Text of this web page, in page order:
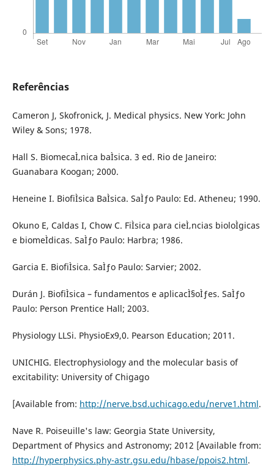
Referências
Cameron J, Skofronick, J. Medical physics. New York: John
Wiley & Sons; 1978.
Hall S. BiomecaÌ‚nica baÌsica. 3 ed. Rio de Janeiro:
Guanabara Koogan; 2000.
Heneine I. BiofiÌsica BaÌsica. SaÌƒo Paulo: Ed. Atheneu; 1990.
Okuno E, Caldas I, Chow C. FiÌsica para cieÌ‚ncias bioloÌgicas
e biomeÌdicas. SaÌƒo Paulo: Harbra; 1986.
Garcia E. BiofiÌsica. SaÌƒo Paulo: Sarvier; 2002.
Durán J. BiofiÌsica – fundamentos e aplicacÌ§oÌƒes. SaÌƒo
Paulo: Person Prentice Hall; 2003.
Physiology LLSi. PhysioEx9,0. Pearson Education; 2011.
UNICHIG. Electrophysiology and the molecular basis of
excitability: University of Chigago
[Available from: http://nerve.bsd.uchicago.edu/nerve1.html.
Nave R. Poiseuille's law: Georgia State University,
Department of Physics and Astronomy; 2012 [Available from:
http://hyperphysics.phy-astr.gsu.edu/hbase/ppois2.html.